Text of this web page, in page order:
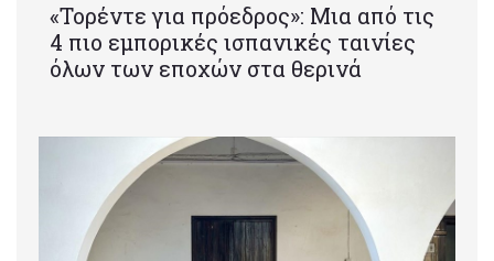
«Τορέντε για πρόεδρος»: Mια από τις
4 πιο εμπορικές ισπανικές ταινίες
όλων των εποχών στα θερινά